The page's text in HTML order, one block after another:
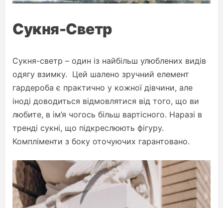
Сукня-Светр
Сукня-светр – один із найбільш улюблених видів
одягу взимку. Цей шалено зручний елемент
гардероба є практично у кожної дівчини, але
іноді доводиться відмовлятися від того, що ви
любите, в ім’я чогось більш вартісного. Наразі в
тренді сукні, що підкреслюють фігуру.
Компліменти з боку оточуючих гарантовано.